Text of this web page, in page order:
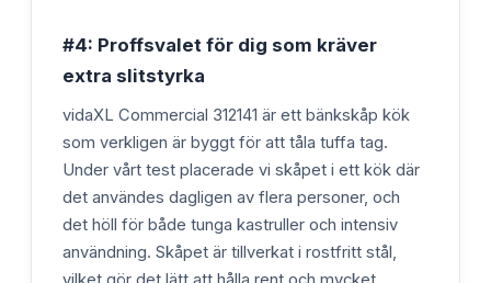
#4: Proffsvalet för dig som kräver
extra slitstyrka
vidaXL Commercial 312141 är ett bänkskåp kök
som verkligen är byggt för att tåla tuffa tag.
Under vårt test placerade vi skåpet i ett kök där
det användes dagligen av flera personer, och
det höll för både tunga kastruller och intensiv
användning. Skåpet är tillverkat i rostfritt stål,